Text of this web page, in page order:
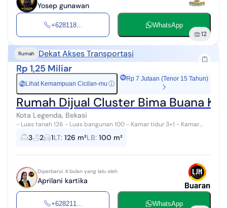
Yosep gunawan
+628118... WhatsApp
12
Rumah Dekat Akses Transportasi
Rp 1,25 Miliar
Rp Lihat Kemampuan Cicilan-mu ⓘ
Rp 7 Jutaan (Tenor 15 Tahun)
Rumah Dijual Cluster Bima Buana
Kota Legenda, Bekasi
- Luas tanah 126 - Luas bangunan 100 - Kamar tidur 3+1 - Kamar
mandi 2+1 - Carport 1 - Listrik 3500watt - Jetpump - SHM - Bisa Kpr
(kami siap bant...
3 2 1LT: 126 m²LB: 100 m²
Diperbarui 4 bulan yang lalu oleh
Aprilani kartika
+628211... WhatsApp